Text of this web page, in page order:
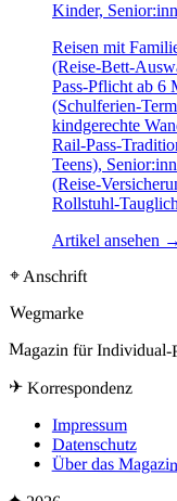
Kinder,
Reisen mit
(Reise-Bett-
Pass-Pflicht ab 6
(Schulferien-
kindgerechte
Rail-Pass-
Teens),
(Reise-
Rollstuhl-
Artikel ansehen →
⌖ Anschrift
Wegmarke
Magazin für Individual-
✈ Korrespondenz
Impressum
Datenschutz
Über das Magazin